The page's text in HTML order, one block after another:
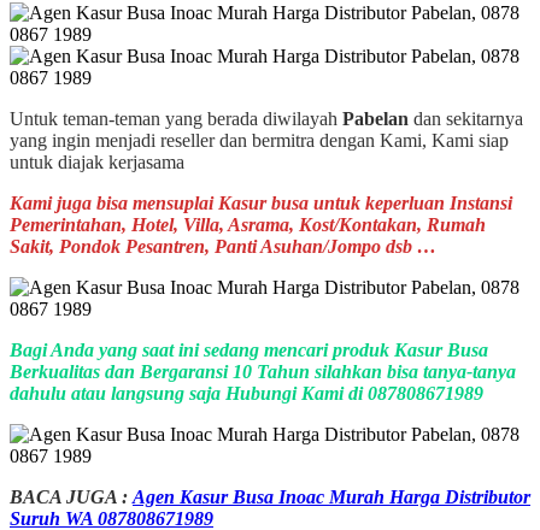
Untuk teman-teman yang berada diwilayah Pabelan dan sekitarnya
yang ingin menjadi reseller dan bermitra dengan Kami, Kami siap
untuk diajak kerjasama
Kami juga bisa mensuplai Kasur busa untuk keperluan Instansi
Pemerintahan, Hotel, Villa, Asrama, Kost/Kontakan, Rumah
Sakit, Pondok Pesantren, Panti Asuhan/Jompo dsb …
Bagi Anda yang saat ini sedang mencari produk Kasur Busa
Berkualitas dan Bergaransi 10 Tahun silahkan bisa tanya-tanya
dahulu atau langsung saja Hubungi Kami di 087808671989
BACA JUGA : Agen Kasur Busa Inoac Murah Harga Distributor
Suruh WA 087808671989